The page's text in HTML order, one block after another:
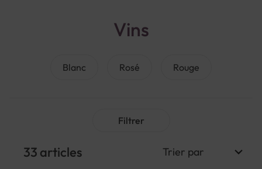
Vins
Blanc Rosé Rouge
33 articles
Filtrer